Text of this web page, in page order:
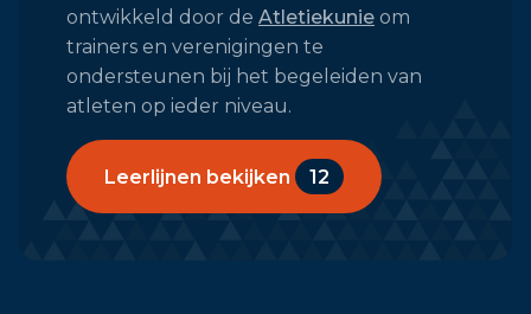
ontwikkeld door de Atletiekunie om
trainers en verenigingen te
ondersteunen bij het begeleiden van
atleten op ieder niveau.
Leerlijnen bekijken 12